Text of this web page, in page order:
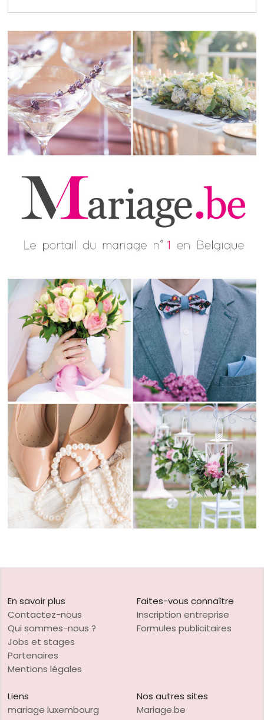
En savoir plus
Contactez-nous
Qui sommes-nous ?
Jobs et stages
Partenaires
Mentions légales
Faites-vous connaître
Inscription entreprise
Formules publicitaires
Liens
mariage luxembourg
Nos autres sites
Mariage.be